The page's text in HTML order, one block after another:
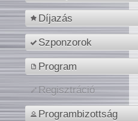
Díjazás
Szponzorok
Program
Regisztráció
Programbizottság